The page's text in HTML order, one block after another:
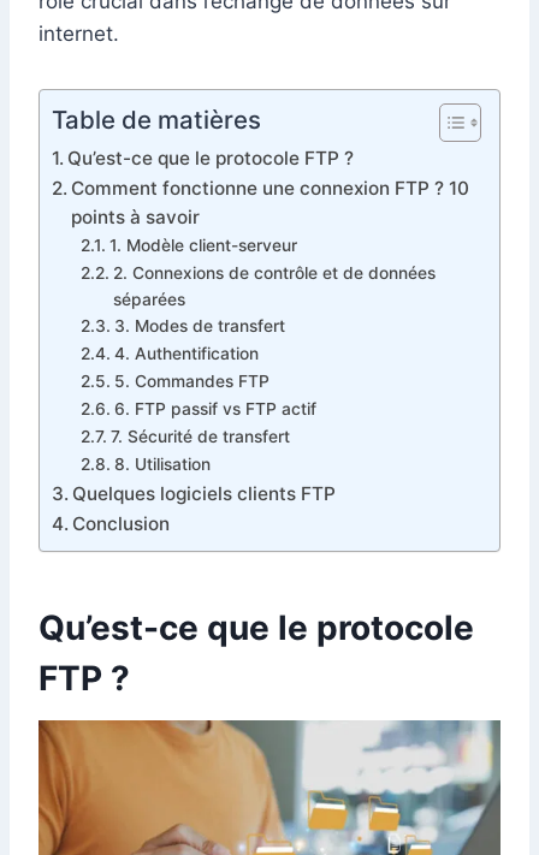
internet.
Table de matières
Qu’est-ce que le protocole FTP ?
Comment fonctionne une connexion FTP ? 10
points à savoir
1. Modèle client-serveur
2. Connexions de contrôle et de données
séparées
3. Modes de transfert
4. Authentification
5. Commandes FTP
6. FTP passif vs FTP actif
7. Sécurité de transfert
8. Utilisation
Quelques logiciels clients FTP
Conclusion
Qu’est-ce que le protocole
FTP ?